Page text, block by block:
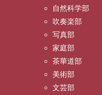
自然科学部
吹奏楽部
写真部
家庭部
茶華道部
美術部
文芸部